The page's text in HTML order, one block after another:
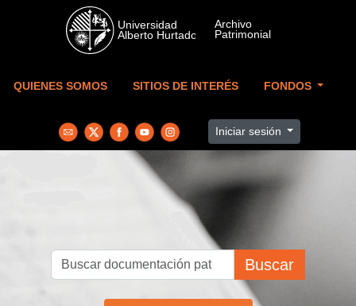
Skip to main content
QUIENES SOMOS SITIOS DE INTERÉS FONDOS
Iniciar sesión
Buscar